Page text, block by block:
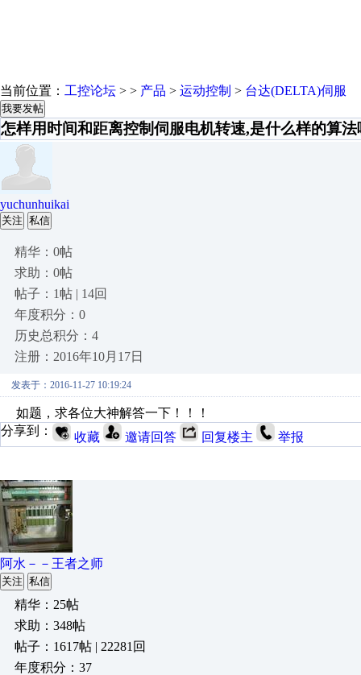
当前位置： 工控论坛 > > 产品 > 运动控制 > 台达(DELTA)伺服
我要发帖
怎样用时间和距离控制伺服电机转速,是什么样的算法
yuchunhuikai
关注 私信
精华：0帖
求助：0帖
帖子：1帖 | 14回
年度积分：0
历史总积分：4
注册：2016年10月17日
发表于：2016-11-27 10:19:24
如题，求各位大神解答一下！！！
分享到：
收藏 邀请回答 回复楼主 举报
阿水－－王者之师
关注 私信
精华：25帖
求助：348帖
帖子：1617帖 | 22281回
年度积分：37